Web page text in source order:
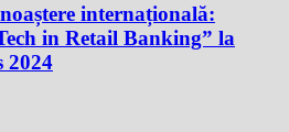
internațională:
in Retail Banking” la
2024